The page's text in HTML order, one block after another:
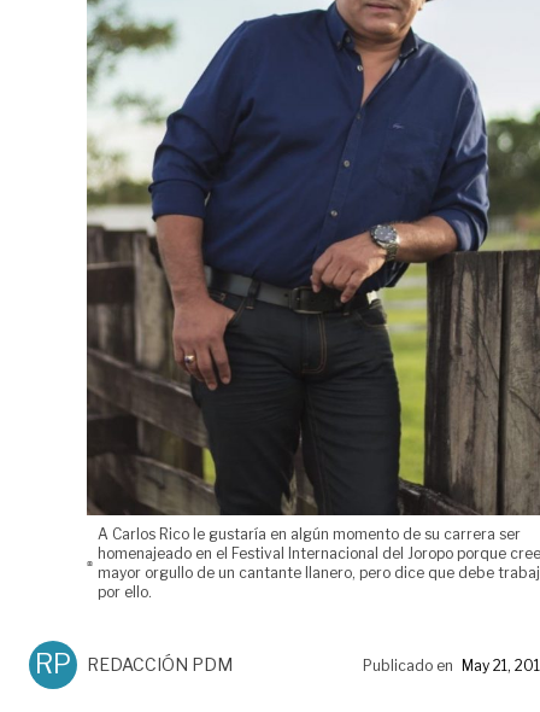
A Carlos Rico le gustaría en algún momento de su carrera ser
homenajeado en el Festival Internacional del Joropo porque
mayor orgullo de un cantante llanero, pero dice que debe
por ello.
RP REDACCIÓN PDM Publicado en May 21,